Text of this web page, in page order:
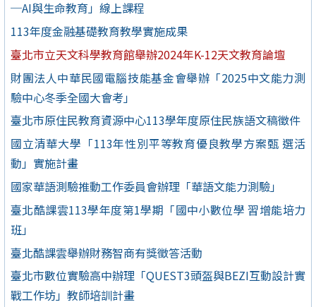
─AI與生命教育」線上課程
113年度金融基礎教育教學實施成果
臺北市立天文科學教育館舉辦2024年K-12天文教育論壇
財團法人中華民國電腦技能基金會舉辦「2025中文能力測
驗中心冬季全國大會考」
臺北市原住民教育資源中心113學年度原住民族語文稿徵件
國立清華大學「113年性別平等教育優良教學方案甄 選活
動」實施計畫
國家華語測驗推動工作委員會辦理「華語文能力測驗」
臺北酷課雲113學年度第1學期「國中小數位學 習增能培力
班」
臺北酷課雲舉辦財務智商有獎徵答活動
臺北市數位實驗高中辦理「QUEST3頭盔與BEZI互動設計實
戰工作坊」教師培訓計畫